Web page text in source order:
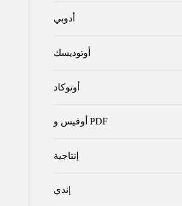
أدوبي
أوتوديسك
أوتوكاد
أوفيس و PDF
إنتاجية
إندي